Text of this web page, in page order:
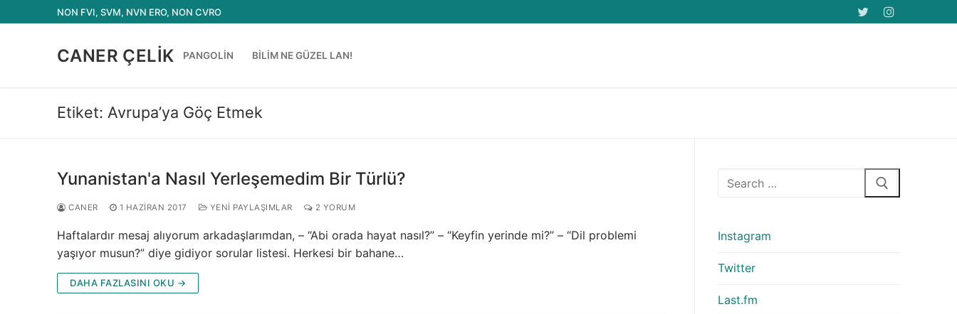
atla
NON FVI, SVM, NVN ERO, NON CVRO
CANER ÇELIK PANGOLIN BILIM NE GÜZEL LAN!
Etiket: Avrupa’ya Göç Etmek
Yunanistan'a Nasıl Yerleşemedim Bir Türlü?
CANER 1 HAZIRAN 2017 YENI PAYLAŞIMLAR 2 YORUM
Haftalardır mesaj alıyorum arkadaşlarımdan, – “Abi orada hayat nasıl?” – “Keyfin yerinde mi?” – “Dil problemi
yaşıyor musun?” diye gidiyor sorular listesi. Herkesi bir bahane…
DAHA FAZLASINI OKU →
Arama:
Instagram
Twitter
Last.fm